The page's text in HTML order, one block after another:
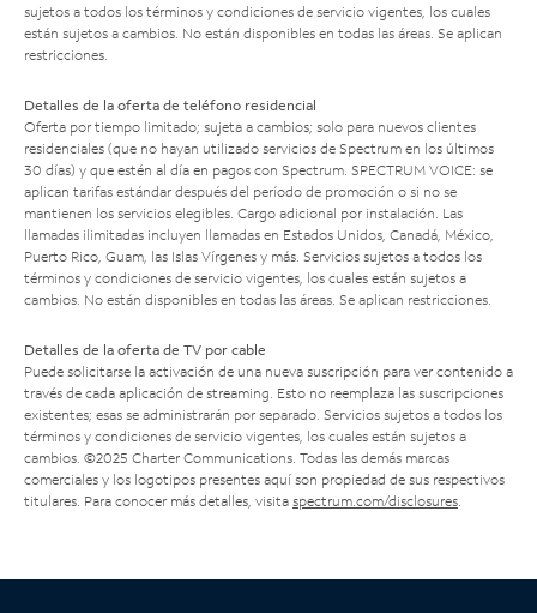
sujetos a todos los términos y condiciones de servicio vigentes, los cuales
están sujetos a cambios. No están disponibles en todas las áreas. Se aplican
restricciones.
Detalles de la oferta de teléfono residencial
Oferta por tiempo limitado; sujeta a cambios; solo para nuevos clientes
residenciales (que no hayan utilizado servicios de Spectrum en los últimos
30 días) y que estén al día en pagos con Spectrum. SPECTRUM VOICE: se
aplican tarifas estándar después del período de promoción o si no se
mantienen los servicios elegibles. Cargo adicional por instalación. Las
llamadas ilimitadas incluyen llamadas en Estados Unidos, Canadá, México,
Puerto Rico, Guam, las Islas Vírgenes y más. Servicios sujetos a todos los
términos y condiciones de servicio vigentes, los cuales están sujetos a
cambios. No están disponibles en todas las áreas. Se aplican restricciones.
Detalles de la oferta de TV por cable
Puede solicitarse la activación de una nueva suscripción para ver contenido a
través de cada aplicación de streaming. Esto no reemplaza las suscripciones
existentes; esas se administrarán por separado. Servicios sujetos a todos los
términos y condiciones de servicio vigentes, los cuales están sujetos a
cambios. ©2025 Charter Communications. Todas las demás marcas
comerciales y los logotipos presentes aquí son propiedad de sus respectivos
titulares. Para conocer más detalles, visita spectrum.com/disclosures